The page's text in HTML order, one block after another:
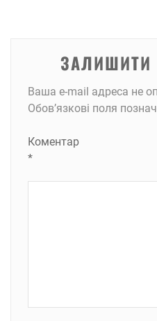
ЗАЛИШИТИ
Ваша e-mail адреса не
Обов’язкові поля
Коментар
*